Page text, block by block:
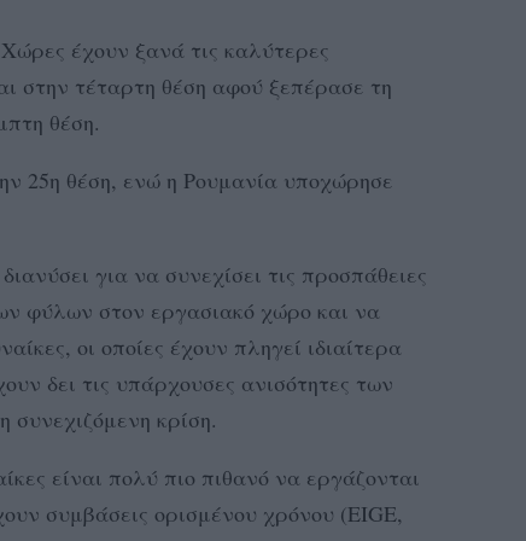
έχουν ξανά τις καλύτερες
στην τέταρτη θέση αφού ξεπέρασε τη
θέση.
25η θέση, ενώ η Ρουμανία υποχώρησε
για να συνεχίσει τις προσπάθειες
φύλων στον εργασιακό χώρο και να
οι οποίες έχουν πληγεί ιδιαίτερα
δει τις υπάρχουσες ανισότητες των
κρίση.
είναι πολύ πιο πιθανό να εργάζονται
συμβάσεις ορισμένου χρόνου (EIGE,